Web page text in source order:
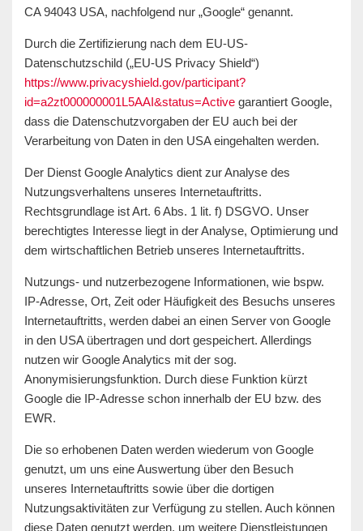
CA 94043 USA, nachfolgend nur „Google“ genannt.
Durch die Zertifizierung nach dem EU-US-
Datenschutzschild („EU-US Privacy Shield“)
https://www.privacyshield.gov/participant?
id=a2zt000000001L5AAI&status=Active garantiert Google,
dass die Datenschutzvorgaben der EU auch bei der
Verarbeitung von Daten in den USA eingehalten werden.
Der Dienst Google Analytics dient zur Analyse des
Nutzungsverhaltens unseres Internetauftritts.
Rechtsgrundlage ist Art. 6 Abs. 1 lit. f) DSGVO. Unser
berechtigtes Interesse liegt in der Analyse, Optimierung und
dem wirtschaftlichen Betrieb unseres Internetauftritts.
Nutzungs- und nutzerbezogene Informationen, wie bspw.
IP-Adresse, Ort, Zeit oder Häufigkeit des Besuchs unseres
Internetauftritts, werden dabei an einen Server von Google
in den USA übertragen und dort gespeichert. Allerdings
nutzen wir Google Analytics mit der sog.
Anonymisierungsfunktion. Durch diese Funktion kürzt
Google die IP-Adresse schon innerhalb der EU bzw. des
EWR.
Die so erhobenen Daten werden wiederum von Google
genutzt, um uns eine Auswertung über den Besuch
unseres Internetauftritts sowie über die dortigen
Nutzungsaktivitäten zur Verfügung zu stellen. Auch können
diese Daten genutzt werden, um weitere Dienstleistungen